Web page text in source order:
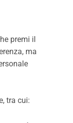
premi il
ma
tra cui: